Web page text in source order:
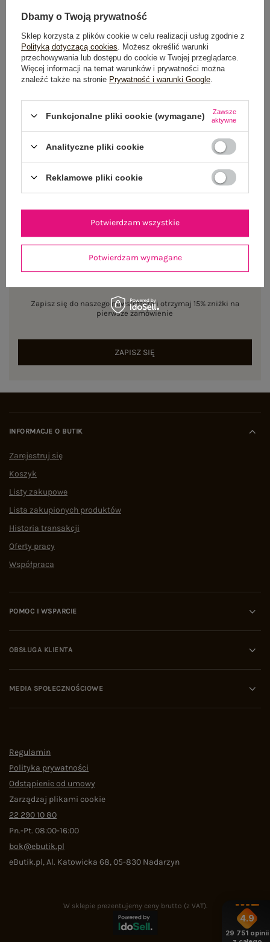
OPIS PRODUKTU
GŁÓWNE PARAMETRY
ZWROTY I REKLAMACJE
Zapisz się do naszego newslettera i otrzymaj 15% zniżki na
pierwsze zamówienie
ZAPISZ SIĘ
INFORMACJE O BUTIK
Zarejestruj się
Koszyk
Listy zakupowe
Lista zakupionych produktów
Historia transakcji
Oferty pracy
Współpraca
POMOC I WSPARCIE
OBSŁUGA KLIENTA
MEDIA SPOŁECZNOŚCIOWE
Regulamin
Polityka prywatności
Odstąpienie od umowy
Zarządzaj plikami cookie
22 290 10 80
Pn.-Pt. 08:00-16:00
bok@ebutik.pl
eButik.pl,Al. Katowicka 68,05-830 Nadarzyn
W sklepie prezentujemy ceny brutto (z VAT).
4.9
29 751 opinii
Dbamy o Twoją prywatność
Sklep korzysta z plików cookie w celu realizacji usług zgodnie z
Polityką dotyczącą cookies . Możesz określić warunki
przechowywania lub dostępu do cookie w Twojej przeglądarce.
Więcej informacji na temat warunków i prywatności można
znaleźć także na stronie Prywatność i warunki Google
Funkcjonalne pliki cookie (wymagane)
Zawsze
aktywne
Analityczne pliki cookie
Reklamowe pliki cookie
Potwierdzam wymagane
Potwierdzam wszystkie